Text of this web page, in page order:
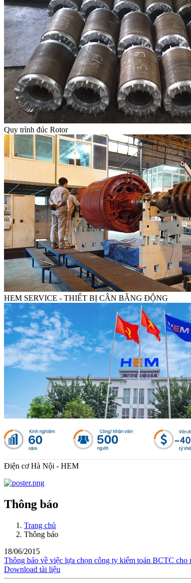
Quy trình đúc Rotor
HEM SERVICE - THIẾT BỊ CÂN BẰNG ĐỘNG
Điện cơ Hà Nội - HEM
Thông báo
Trang chủ
Thông báo
18/06/2015
Thông báo về việc lựa chọn công ty kiểm toán BCTC cho
Download tài liệu